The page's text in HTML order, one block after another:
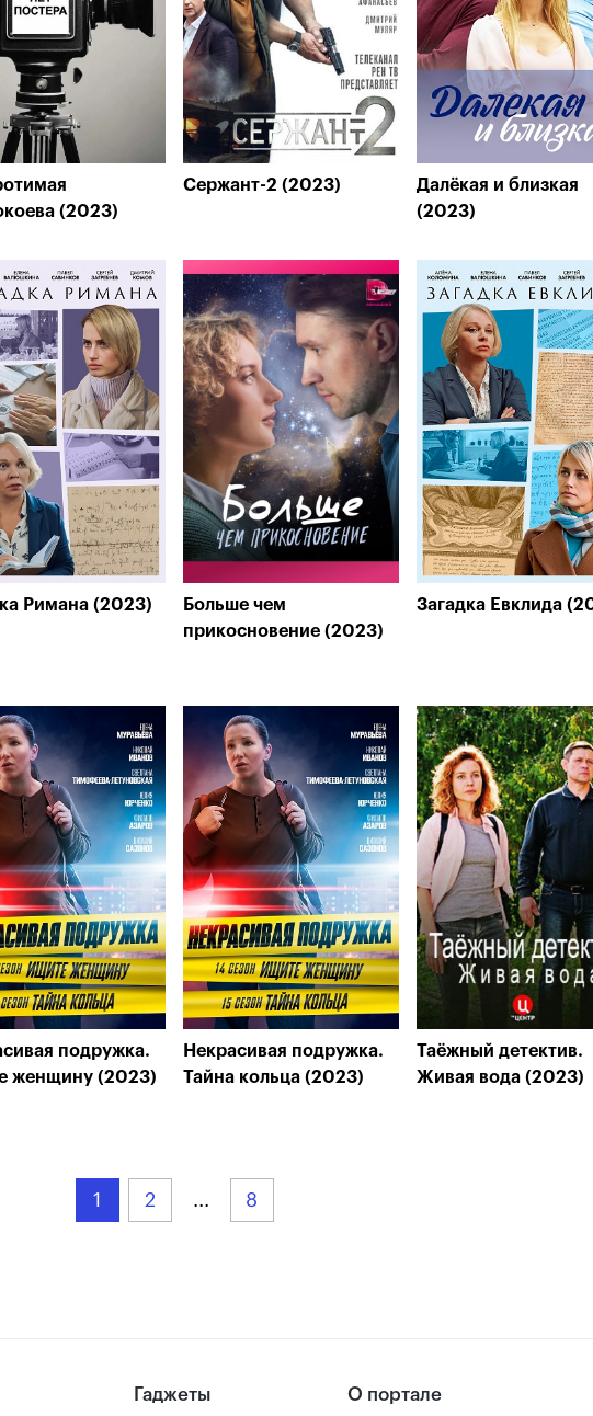
(2023)
Сержант-2 (2023)
Далёкая и близкая
(2023)
Римана (2023)
Больше чем
прикосновение (2023)
Загадка Евклида
подружка.
женщину (2023)
Некрасивая подружка.
Тайна кольца (2023)
Таёжный детектив.
Живая вода (2023)
1 2 ... 8
Гаджеты О портале